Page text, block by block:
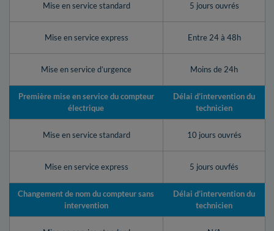
Mise en service standard 5 jours ouvrés
Mise en service express Entre 24 à 48h
Mise en service d’urgence Moins de 24h
Première mise en service du compteur
électrique
Délai d’intervention du
technicien
Mise en service standard 10 jours ouvrés
Mise en service express 5 jours ouvfés
Changement de nom du compteur sans
intervention
Délai d’intervention du
technicien